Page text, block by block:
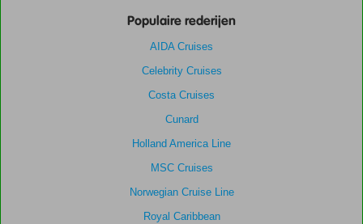
Populaire rederijen
AIDA Cruises
Celebrity Cruises
Costa Cruises
Cunard
Holland America Line
MSC Cruises
Norwegian Cruise Line
Royal Caribbean